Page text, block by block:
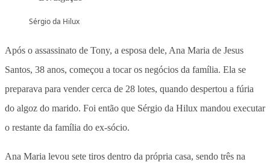
Sérgio da Hilux
Após o assassinato de Tony, a esposa dele, Ana Maria de Jesus
Santos, 38 anos, começou a tocar os negócios da família. Ela se
preparava para vender cerca de 28 lotes, quando despertou a fúria
do algoz do marido. Foi então que Sérgio da Hilux mandou executar
o restante da família do ex-sócio.
Ana Maria levou sete tiros dentro da própria casa, sendo três na